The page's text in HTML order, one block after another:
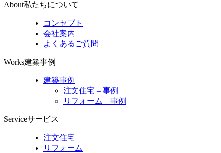
About私たちについて
コンセプト
会社案内
よくあるご質問
Works建築事例
建築事例
注文住宅 – 事例
リフォーム – 事例
Serviceサービス
注文住宅
リフォーム